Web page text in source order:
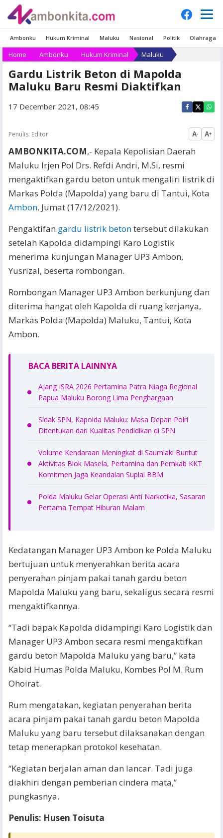
Ambonku Hukum Kriminal Maluku Nasional Politik Olahraga
Home Ambonku Hukum Kriminal Maluku
Gardu Listrik Beton di Mapolda
Maluku Baru Resmi Diaktifkan
17 December 2021, 08:45
Penulis: Editor A- A+
AMBONKITA.COM,- Kepala Kepolisian Daerah
Maluku Irjen Pol Drs. Refdi Andri, M.Si, resmi
mengaktifkan gardu beton untuk mengaliri listrik di
Markas Polda (Mapolda) yang baru di Tantui, Kota
Ambon, Jumat (17/12/2021).
Pengaktifan gardu listrik betontersebut dilakukan
setelah Kapolda didampingi Karo Logistik
menerima kunjungan Manager UP3 Ambon,
Yusrizal, beserta rombongan.
Rombongan Manager UP3 Ambon berkunjung dan
diterima hangat oleh Kapolda di ruang kerjanya,
Markas Polda (Mapolda) Maluku, Tantui, Kota
Ambon.
BACA BERITA LAINNYA
Ajang ISRA 2026 Pertamina Patra Niaga Regional
Papua Maluku Borong Lima Penghargaan
Sidak SPN, Kapolda Maluku: Masa Depan Polri
Ditentukan dari Kualitas Pendidikan di SPN
Volume Kendaraan Meningkat di Saumlaki Buntut
Aktivitas Blok Masela, Pertamina dan Pemkab KKT
Komitmen Jaga Keandalan Suplai BBM
Polda Maluku Gelar Operasi Anti Narkotika, Sasaran
Pertama Tempat Hiburan Malam
Kedatangan Manager UP3 Ambon ke Polda Maluku
bertujuan untuk menyerahkan berita acara
penyerahan pinjam pakai tanah gardu beton
Mapolda Maluku yang baru, sekaligus secara resmi
mengaktifkannya.
“Tadi bapak Kapolda didampingi Karo Logistik dan
Manager UP3 Ambon secara resmi mengaktifkan
gardu beton Mapolda Maluku yang baru,” kata
Kabid Humas Polda Maluku, Kombes Pol M. Rum
Ohoirat.
Rum mengatakan, kegiatan penyerahan berita
acara pinjam pakai tanah gardu beton Mapolda
Maluku yang baru tersebut dilaksanakan dengan
tetap menerapkan protokol kesehatan.
“Kegiatan berjalan aman dan lancar. Tadi juga
diakhiri dengan pemberian cindera mata,”
pungkasnya.
Penulis: Husen Toisuta